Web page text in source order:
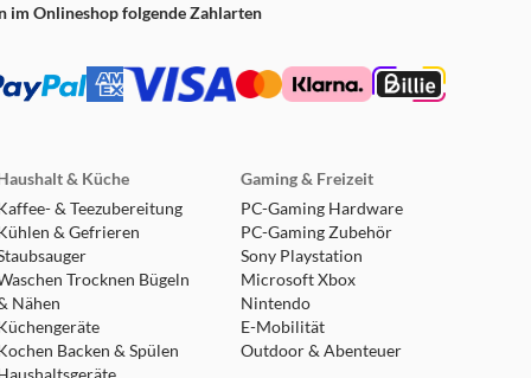
kann. Vom
und umgedreht,
Landschaft. Am Ende
das Kinderaugen
Zukunft. Der
Kunststoff und erfüllt
im Onlineshop folgende Zahlarten
& Küche
& Teezubereitung
& Gefrieren
Trocknen Bügeln
Nähen
Backen & Spülen
Gaming & Freizeit
PC-Gaming Hardware
PC-Gaming Zubehör
Sony Playstation
Microsoft Xbox
Nintendo
E-Mobilität
Outdoor & Abenteuer